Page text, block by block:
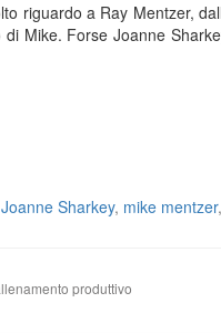
riguardo a Ray Mentzer,
Mike. Forse Joanne
Joanne Sharkey, mike mentzer,
produttivo